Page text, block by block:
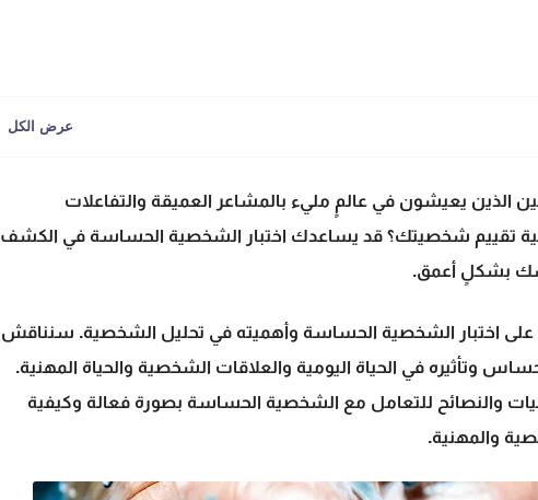
يعيشون في عالمٍ مليء بالمشاعر العميقة والتفاعلات
تقييم شخصيتك؟ قد يساعدك اختبار الشخصية الحساسة في الكشف
بشكلٍ أعمق.
على اختبار الشخصية الحساسة وأهميته في تحليل الشخصية. سنناقش
وتأثيره في الحياة اليومية والعلاقات الشخصية والحياة المهنية.
والنصائح للتعامل مع الشخصية الحساسة بصورة فعالة وكيفية
والمهنية.